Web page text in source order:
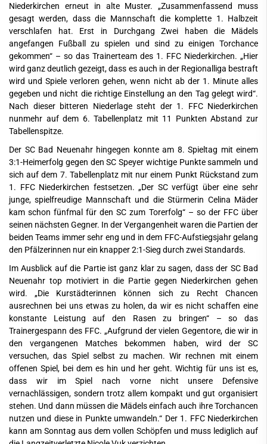
Niederkirchen erneut in alte Muster. „Zusammenfassend muss
gesagt werden, dass die Mannschaft die komplette 1. Halbzeit
verschlafen hat. Erst in Durchgang Zwei haben die Mädels
angefangen Fußball zu spielen und sind zu einigen Torchance
gekommen“ – so das Trainerteam des 1. FFC Niederkirchen. „Hier
wird ganz deutlich gezeigt, dass es auch in der Regionalliga bestraft
wird und Spiele verloren gehen, wenn nicht ab der 1. Minute alles
gegeben und nicht die richtige Einstellung an den Tag gelegt wird“.
Nach dieser bitteren Niederlage steht der 1. FFC Niederkirchen
nunmehr auf dem 6. Tabellenplatz mit 11 Punkten Abstand zur
Tabellenspitze.
Der SC Bad Neuenahr hingegen konnte am 8. Spieltag mit einem
3:1-Heimerfolg gegen den SC Speyer wichtige Punkte sammeln und
sich auf dem 7. Tabellenplatz mit nur einem Punkt Rückstand zum
1. FFC Niederkirchen festsetzen. „Der SC verfügt über eine sehr
junge, spielfreudige Mannschaft und die Stürmerin Celina Mäder
kam schon fünfmal für den SC zum Torerfolg“ – so der FFC über
seinen nächsten Gegner. In der Vergangenheit waren die Partien der
beiden Teams immer sehr eng und in dem FFC-Aufstiegsjahr gelang
den Pfälzerinnen nur ein knapper 2:1-Sieg durch zwei Standards.
Im Ausblick auf die Partie ist ganz klar zu sagen, dass der SC Bad
Neuenahr top motiviert in die Partie gegen Niederkirchen gehen
wird. „Die Kurstädterinnen können sich zu Recht Chancen
ausrechnen bei uns etwas zu holen, da wir es nicht schaffen eine
konstante Leistung auf den Rasen zu bringen“ – so das
Trainergespann des FFC. „Aufgrund der vielen Gegentore, die wir in
den vergangenen Matches bekommen haben, wird der SC
versuchen, das Spiel selbst zu machen. Wir rechnen mit einem
offenen Spiel, bei dem es hin und her geht. Wichtig für uns ist es,
dass wir im Spiel nach vorne nicht unsere Defensive
vernachlässigen, sondern trotz allem kompakt und gut organisiert
stehen. Und dann müssen die Mädels einfach auch ihre Torchancen
nutzen und diese in Punkte umwandeln.“ Der 1. FFC Niederkirchen
kann am Sonntag aus dem vollen Schöpfen und muss lediglich auf